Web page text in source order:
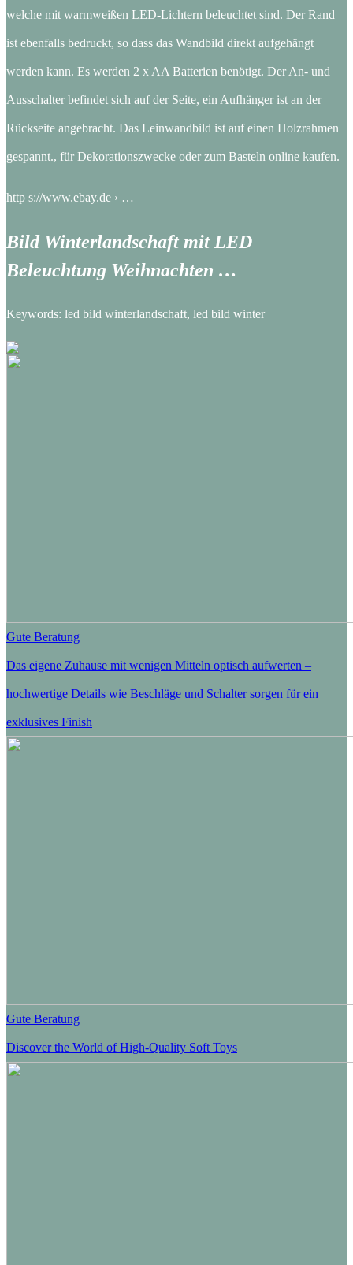
welche mit warmweißen LED-Lichtern beleuchtet sind. Der Rand
ist ebenfalls bedruckt, so dass das Wandbild direkt aufgehängt
werden kann. Es werden 2 x AA Batterien benötigt. Der An- und
Ausschalter befindet sich auf der Seite, ein Aufhänger ist an der
Rückseite angebracht. Das Leinwandbild ist auf einen Holzrahmen
gespannt., für Dekorationszwecke oder zum Basteln online kaufen.
http s://www.ebay.de › …
Bild Winterlandschaft mit LED
Beleuchtung Weihnachten …
Keywords: led bild winterlandschaft, led bild winter
Gute Beratung
Das eigene Zuhause mit wenigen Mitteln optisch aufwerten –
hochwertige Details wie Beschläge und Schalter sorgen für ein
exklusives Finish
Gute Beratung
Discover the World of High-Quality Soft Toys